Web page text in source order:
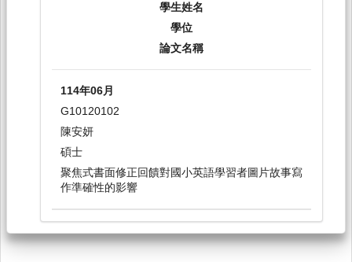
114-1
散文選讀[0142]
日間學士班-外文系1,2
選修
114-2
文討: AI 輔助英文寫作[0155]
日間學士班-外文系3,4
學生姓名
學位
論文名稱
114年06月
G10120102
陳安妍
碩士
聚焦式書面修正回饋對國小英語學習者圖片故事寫
作準確性的影響